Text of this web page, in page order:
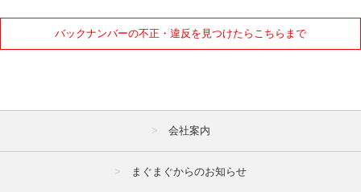
バックナンバーの不正・違反を見つけたらこちらまで
7月 8月 9月
2020年
2月
5月
会社案内
まぐまぐからのお知らせ